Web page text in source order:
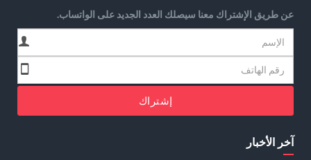
عن طريق الإشتراك معنا سيصلك العدد الجديد على الواتساب.
إشتراك
آخر الأخبار